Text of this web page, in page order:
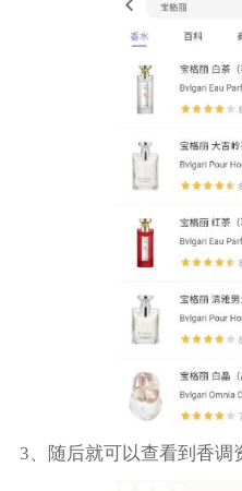
3、随后就可以查看到香调